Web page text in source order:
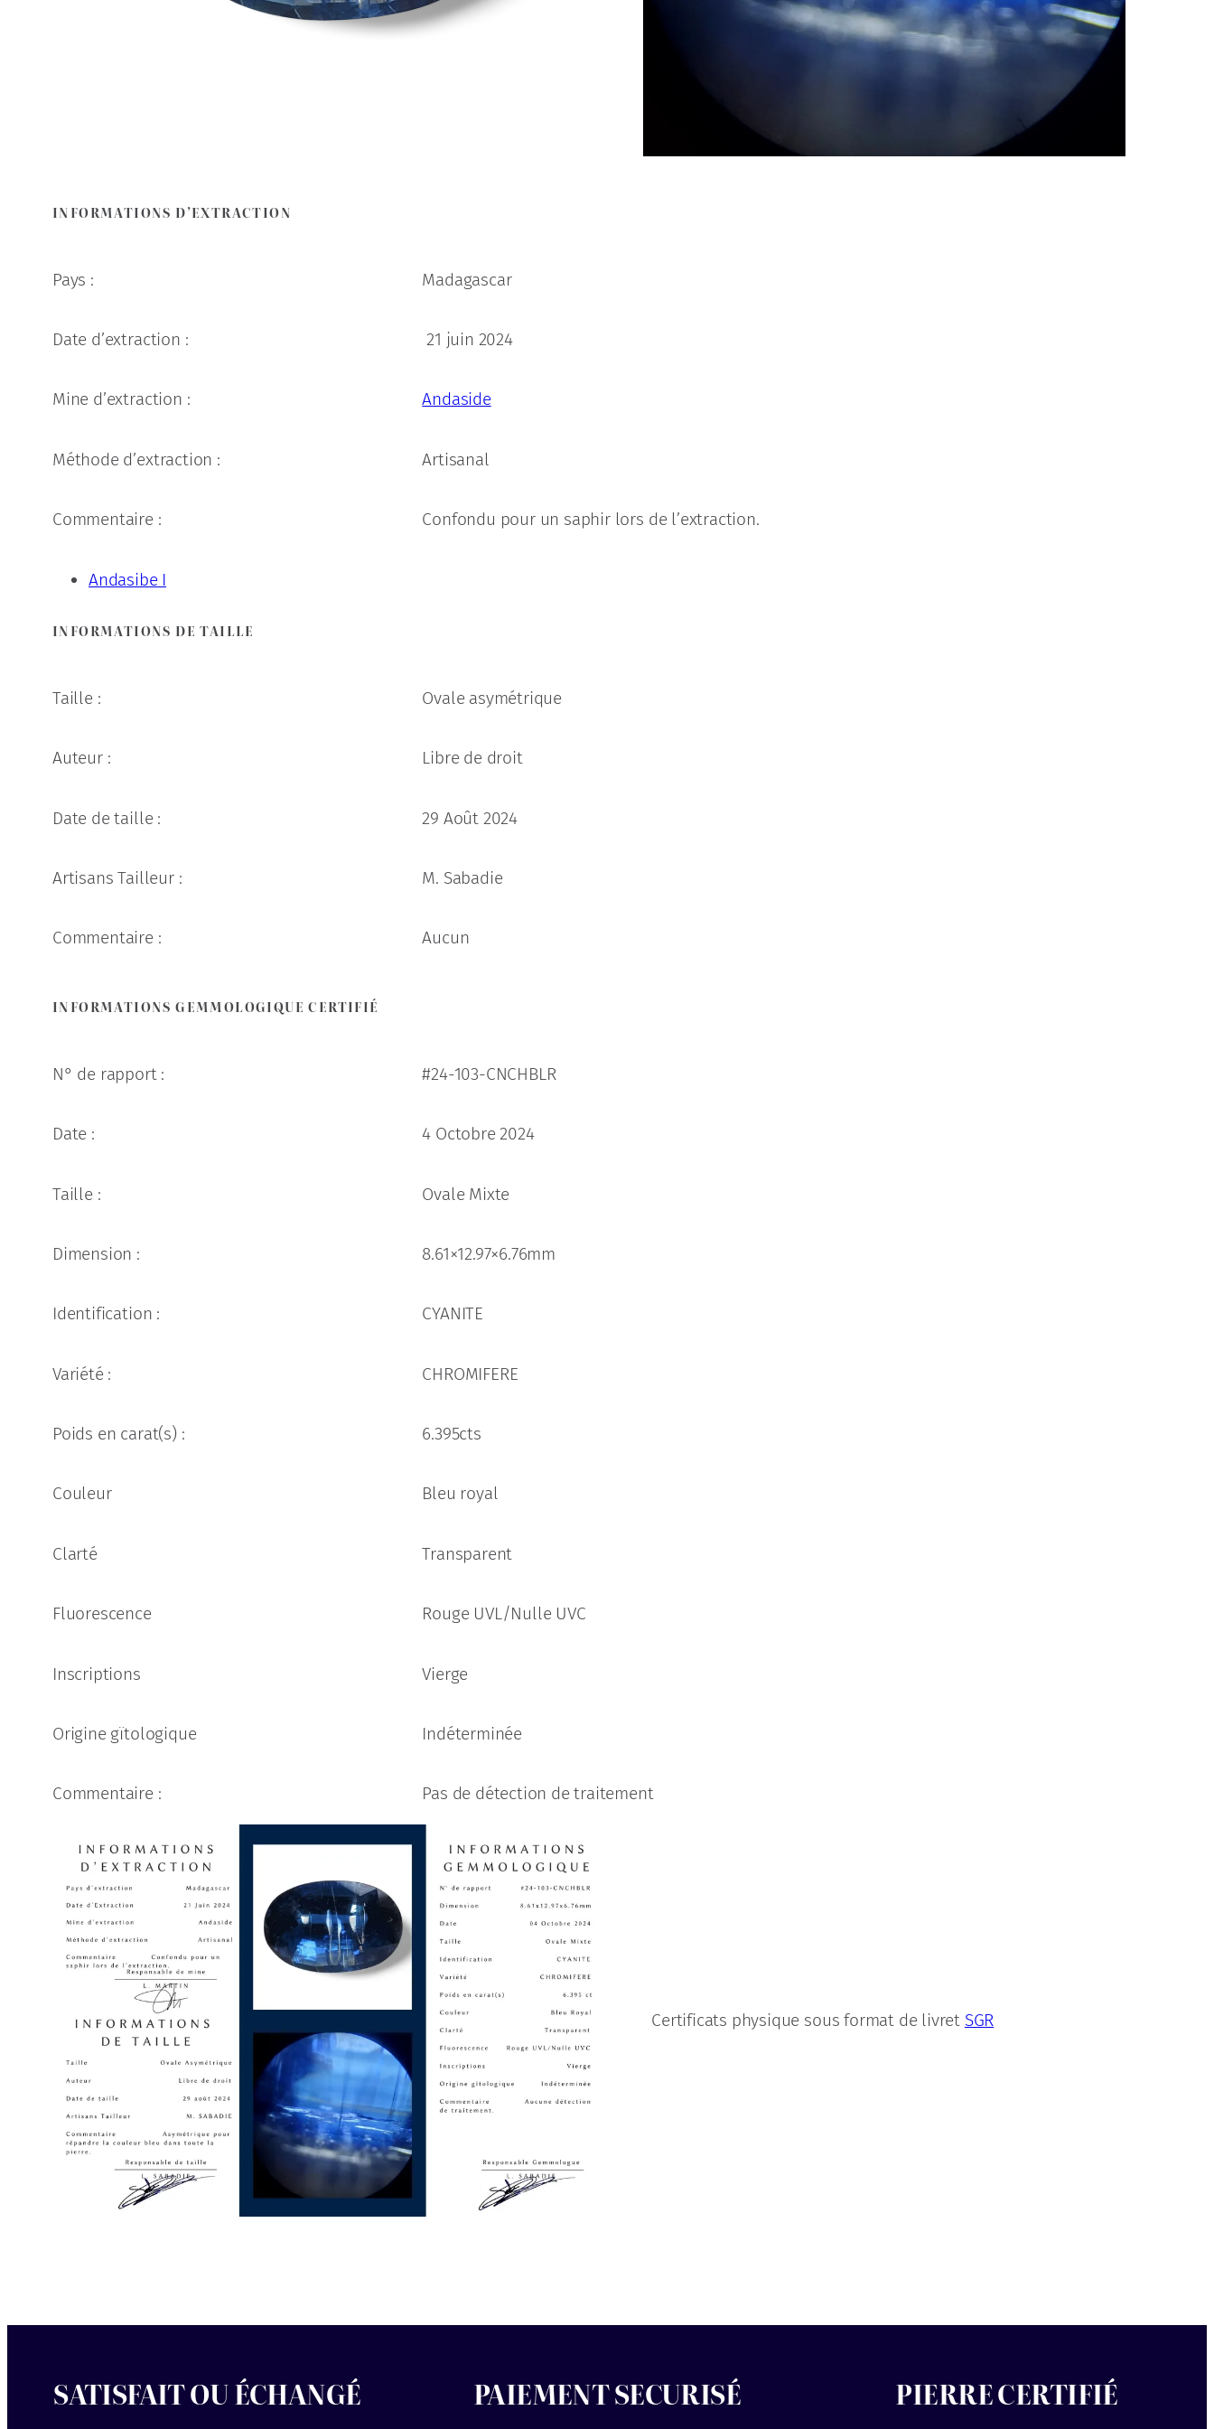
INFORMATIONS D’EXTRACTION
Pays : Madagascar
Date d’extraction : 21 juin 2024
Mine d’extraction : Andaside
Méthode d’extraction : Artisanal
Commentaire : Confondu pour un saphir lors de l’extraction.
Andasibe I
INFORMATIONS DE TAILLE
Taille : Ovale asymétrique
Auteur : Libre de droit
Date de taille : 29 Août 2024
Artisans Tailleur : M. Sabadie
Commentaire : Aucun
INFORMATIONS GEMMOLOGIQUE CERTIFIÉ
N° de rapport : #24-103-CNCHBLR
Date : 4 Octobre 2024
Taille : Ovale Mixte
Dimension : 8.61×12.97×6.76mm
Identification : CYANITE
Variété : CHROMIFERE
Poids en carat(s) : 6.395cts
Couleur Bleu royal
Clarté Transparent
Fluorescence Rouge UVL/Nulle UVC
Inscriptions Vierge
Origine gïtologique Indéterminée
Commentaire : Pas de détection de traitement
Certificats physique sous format de livret SGR
SATISFAIT OU ÉCHANGÉ PAIEMENT SECURISÉ PIERRE CERTIFIÉ